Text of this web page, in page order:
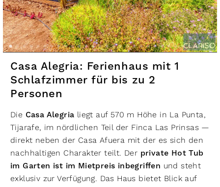
Casa Alegria: Ferienhaus mit 1
Schlafzimmer für bis zu 2
Personen
Die Casa Alegria liegt auf 570 m Höhe in La Punta,
Tijarafe, im nördlichen Teil der Finca Las Prinsas —
direkt neben der Casa Afuera mit der es sich den
nachhaltigen Charakter teilt. Der private Hot Tub
im Garten ist im Mietpreis inbegriffen und steht
exklusiv zur Verfügung. Das Haus bietet Blick auf